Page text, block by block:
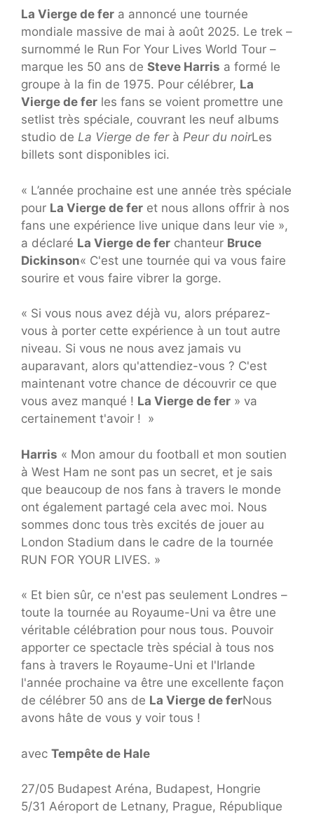
La Vierge de fer a annoncé une tournée
mondiale massive de mai à août 2025. Le trek –
surnommé le Run For Your Lives World Tour –
marque les 50 ans de Steve Harris a formé le
groupe à la fin de 1975. Pour célébrer, La
Vierge de fer les fans se voient promettre une
setlist très spéciale, couvrant les neuf albums
studio de La Vierge de ferà Peur du noirLes
billets sont disponibles ici.
« L’année prochaine est une année très spéciale
pour La Vierge de fer et nous allons offrir à nos
fans une expérience live unique dans leur vie »,
a déclaré La Vierge de fer chanteur Bruce
Dickinson« C'est une tournée qui va vous faire
sourire et vous faire vibrer la gorge.
« Si vous nous avez déjà vu, alors préparez-
vous à porter cette expérience à un tout autre
niveau. Si vous ne nous avez jamais vu
auparavant, alors qu'attendiez-vous ? C'est
maintenant votre chance de découvrir ce que
vous avez manqué ! La Vierge de fer » va
certainement t'avoir ! »
Harris « Mon amour du football et mon soutien
à West Ham ne sont pas un secret, et je sais
que beaucoup de nos fans à travers le monde
ont également partagé cela avec moi. Nous
sommes donc tous très excités de jouer au
London Stadium dans le cadre de la tournée
RUN FOR YOUR LIVES. »
« Et bien sûr, ce n'est pas seulement Londres –
toute la tournée au Royaume-Uni va être une
véritable célébration pour nous tous. Pouvoir
apporter ce spectacle très spécial à tous nos
fans à travers le Royaume-Uni et l'Irlande
l'année prochaine va être une excellente façon
de célébrer 50 ans de La Vierge de ferNous
avons hâte de vous y voir tous !
avec Tempête de Hale
27/05 Budapest Aréna, Budapest, Hongrie
5/31 Aéroport de Letnany, Prague, République